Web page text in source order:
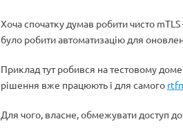
Хоча спочатку думав робити чисто
було робити автоматизацію для
Приклад тут робився на тестовому
рішення вже працюють і для самого
Для чого, власне, обмежувати доступ